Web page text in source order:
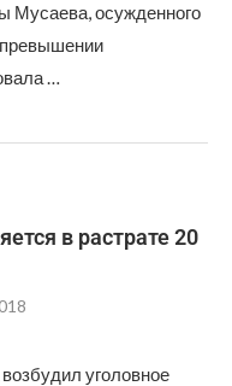
осужденного
превышении
…
в растрате 20
уголовное